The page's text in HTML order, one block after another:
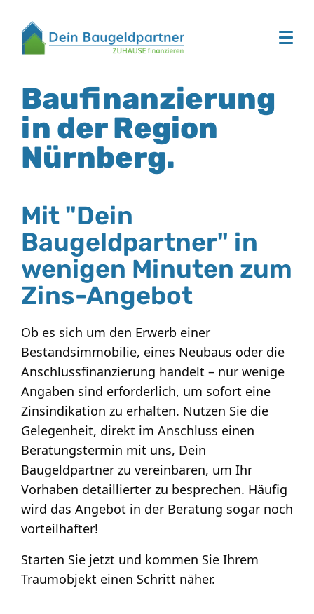
Baufinanzierung
in der Region
Nürnberg.
Mit "Dein
Baugeldpartner" in
wenigen Minuten zum
Zins-Angebot
Ob es sich um den Erwerb einer
Bestandsimmobilie, eines Neubaus oder die
Anschlussfinanzierung handelt – nur wenige
Angaben sind erforderlich, um sofort eine
Zinsindikation zu erhalten. Nutzen Sie die
Gelegenheit, direkt im Anschluss einen
Beratungstermin mit uns, Dein
Baugeldpartner zu vereinbaren, um Ihr
Vorhaben detaillierter zu besprechen. Häufig
wird das Angebot in der Beratung sogar noch
vorteilhafter!
Starten Sie jetzt und kommen Sie Ihrem
Traumobjekt einen Schritt näher.